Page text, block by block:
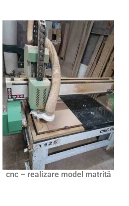
cnc – realizare model matrită